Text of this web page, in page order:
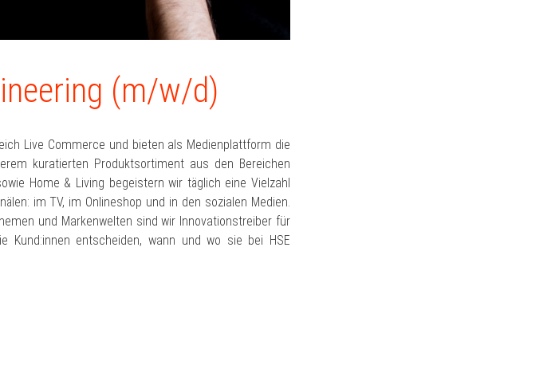
(m/w/d)
Live Commerce und bieten als Medienplattform die
kuratierten Produktsortiment aus den Bereichen
Home & Living begeistern wir täglich eine Vielzahl
im TV, im Onlineshop und in den sozialen Medien.
und Markenwelten sind wir Innovationstreiber für
Kund:innen entscheiden, wann und wo sie bei HSE